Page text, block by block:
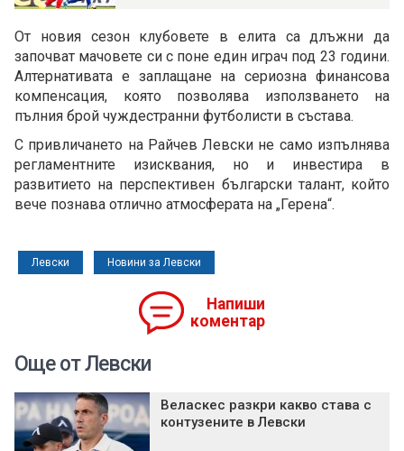
От новия сезон клубовете в елита са длъжни да
започват мачовете си с поне един играч под 23 години.
Алтернативата е заплащане на сериозна финансова
компенсация, която позволява използването на
пълния брой чуждестранни футболисти в състава.
С привличането на Райчев Левски не само изпълнява
регламентните изисквания, но и инвестира в
развитието на перспективен български талант, който
вече познава отлично атмосферата на „Герена“.
Левски Новини за Левски
Напиши
коментар
Още от Левски
Веласкес разкри какво става с
контузените в Левски